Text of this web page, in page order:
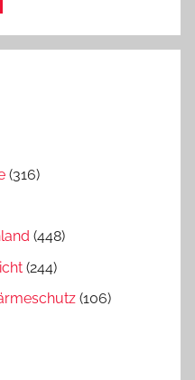
(316)
(448)
(244)
(106)